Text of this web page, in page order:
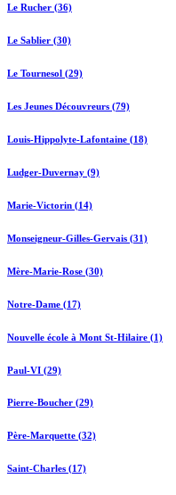
Le Rucher (36)
Le Sablier (30)
Le Tournesol (29)
Les Jeunes Découvreurs (79)
Louis-Hippolyte-Lafontaine (18)
Ludger-Duvernay (9)
Marie-Victorin (14)
Monseigneur-Gilles-Gervais (31)
Mère-Marie-Rose (30)
Notre-Dame (17)
Nouvelle école à Mont St-Hilaire (1)
Paul-VI (29)
Pierre-Boucher (29)
Père-Marquette (32)
Saint-Charles (17)